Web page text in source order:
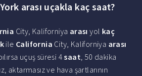
arası uçakla kaç saat?
City, Kaliforniya arası yol kaç
ile California City, Kaliforniya arası
uçuş süresi 4saat, 50 dakika
aktarmasız ve hava şartlarının